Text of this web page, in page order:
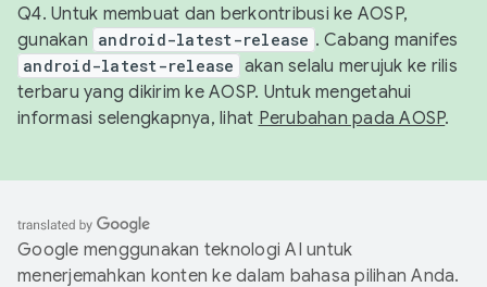
Q4. Untuk membuat dan berkontribusi ke AOSP,
gunakan android-latest-release . Cabang manifes
android-latest-release akan selalu merujuk ke rilis
terbaru yang dikirim ke AOSP. Untuk mengetahui
informasi selengkapnya, lihat Perubahan pada AOSP.
Google menggunakan teknologi AI untuk
menerjemahkan konten ke dalam bahasa pilihan Anda.